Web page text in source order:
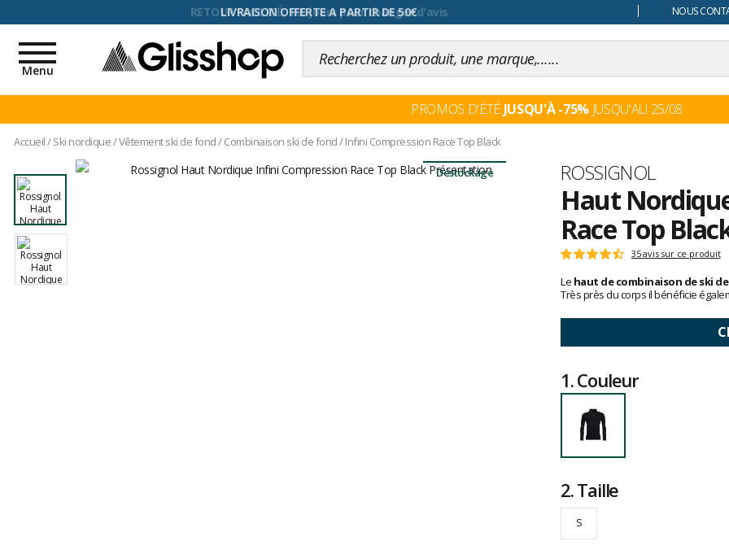
RETOUR FACILITÉ, 100 jours pour changer d'avis NOUS
Toggle
navigation
Menu
PROMOS D'ÉTÉ JUSQU'À -75%JUSQU'AU 25/08
Accueil/Ski nordique/Vêtement ski de fond/Combinaison ski de fond/Infini Compression Race Top Black
Déstockage Marque
ROSSIGNOL
Haut
Race Top
Les
clients
Note
:
4.7
sur
5
35 avis sur ce produit
Le haut de combinaison de ski
Très près du corps il bénéficie
1.Couleur
2.Taille
S